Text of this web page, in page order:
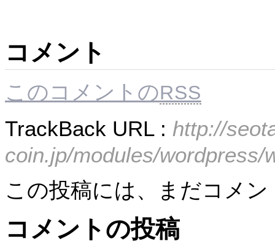
コメント
このコメントのRSS
TrackBack URL : http://
coin.jp/modules/wordpress/
この投稿には、まだコメ
コメントの投稿